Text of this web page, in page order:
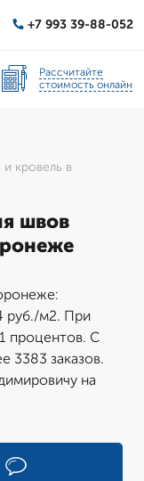
+7 993 39-88-052
Рассчитайте
стоимость онлайн
кровель в
швов
руб./м2. При
процентов. С
3383 заказов.
на